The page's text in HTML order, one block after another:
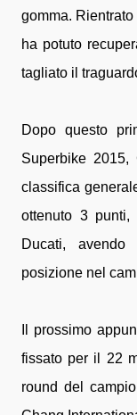
gomma.
ha potuto
tagliato il
Dopo questo
Superbike
classifica
ottenuto 3 punti,
Ducati,
posizione nel
Il prossimo
fissato per il 22
round del